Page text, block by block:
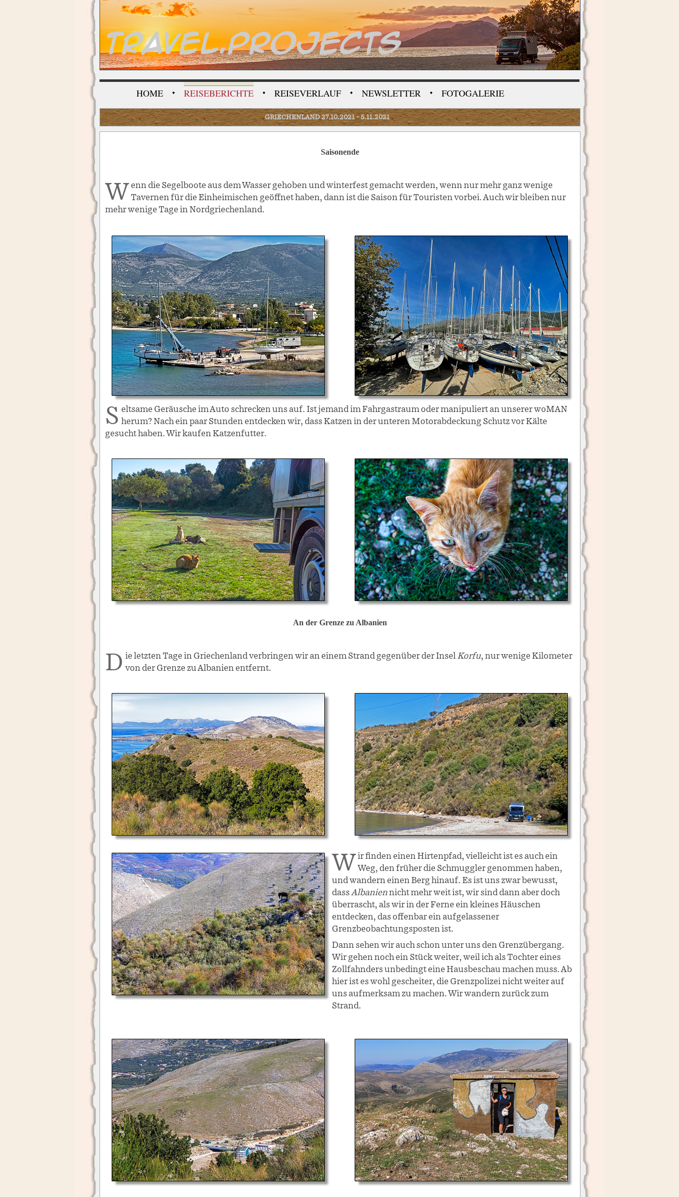
TRAVEL.PROJECTS
HOME REISEBERICHTE REISEVERLAUF NEWSLETTER FOTOGALERIE
GRIECHENLAND 27.10.2021 - 5.11.2021
Saisonende
Wenn die Segelboote aus dem Wasser gehoben und winterfest gemacht werden, wenn nur mehr ganz wenige Tavernen für die Einheimischen geöffnet haben, dann ist die Saison für Touristen vorbei. Auch wir bleiben nur
mehr wenige Tage in Nordgriechenland.
Seltsame Geräusche im Auto schrecken uns auf. Ist jemand im Fahrgastraum oder manipuliert an unserer woMAN herum? Nach ein paar Stunden entdecken wir, dass Katzen in der unteren Motorabdeckung Schutz vor Kälte
gesucht haben. Wir kaufen Katzenfutter.
An der Grenze zu Albanien
Die letzten Tage in Griechenland verbringen wir an einem Strand gegenüber der Insel Korfu, nur wenige Kilometer
von der Grenze zu Albanien entfernt.
Wir finden einen Hirtenpfad, vielleicht ist es auch ein Weg, den früher die Schmuggler genommen haben,
und wandern einen Berg hinauf. Es ist uns zwar bewusst,
dassAlbaniennicht mehr weit ist, wir sind dann aber doch
überrascht, als wir in der Ferne ein kleines Häuschen
entdecken, das offenbar ein aufgelassener
Grenzbeobachtungsposten ist.
Dann sehen wir auch schon unter uns den Grenzübergang.
Wir gehen noch ein Stück weiter, weil ich als Tochter eines
Zollfahnders unbedingt eine Hausbeschau machen muss. Ab
hier ist es wohl gescheiter, die Grenzpolizei nicht weiter auf
uns aufmerksam zu machen. Wir wandern zurück zum
Strand.